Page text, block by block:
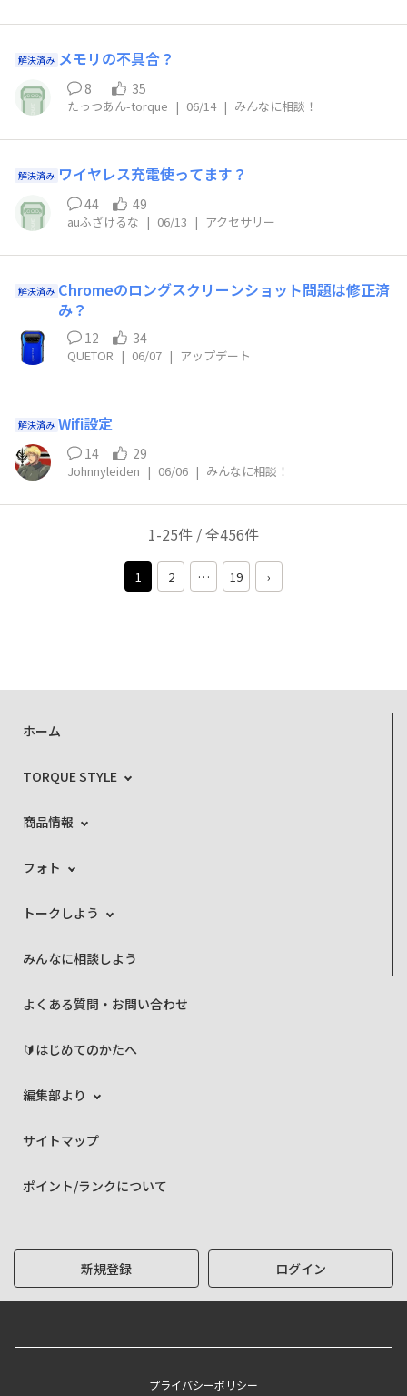
解決済み メモリの不具合？
8 35
たっつあん-torque | 06/14 | みんなに相談！
解決済み ワイヤレス充電使ってます？
44 49
auふざけるな | 06/13 | アクセサリー
解決済み Chromeのロングスクリーンショット問題は修正済
み？
12 34
QUETOR | 06/07 | アップデート
解決済み Wifi設定
14 29
Johnnyleiden | 06/06 | みんなに相談！
1-25件 / 全456件
1 2 … 19 ›
ホーム
TORQUE STYLE
商品情報
フォト
トークしよう
みんなに相談しよう
よくある質問・お問い合わせ
🔰はじめてのかたへ
編集部より
サイトマップ
ポイント/ランクについて
新規登録 ログイン
プライバシーポリシー